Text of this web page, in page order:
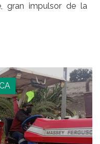
gran impulsor de la